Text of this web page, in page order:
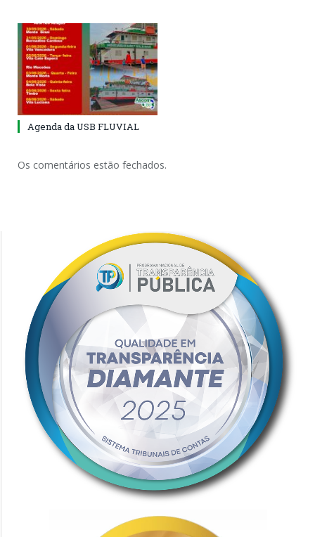
Agenda da USB FLUVIAL
Os comentários estão fechados.